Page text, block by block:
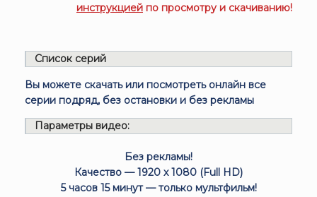
инструкцией по просмотру и скачиванию!
Список серий
Вы можете скачать или посмотреть онлайн все
серии подряд, без остановки и без рекламы
Параметры видео:
Без рекламы!
Качество — 1920 x 1080 (Full HD)
5 часов 15 минут — только мультфильм!